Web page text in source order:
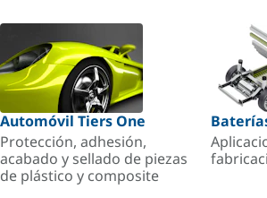
Automóvil Tiers One
Protección, adhesión,
acabado y sellado de piezas
de plástico y composite